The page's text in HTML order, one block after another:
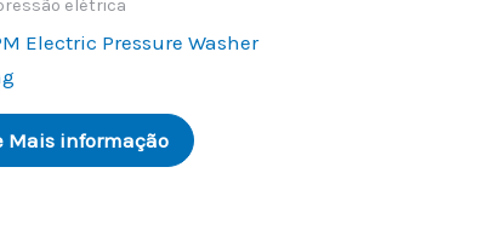
elétrica
Electric Pressure Washer
Mais informação